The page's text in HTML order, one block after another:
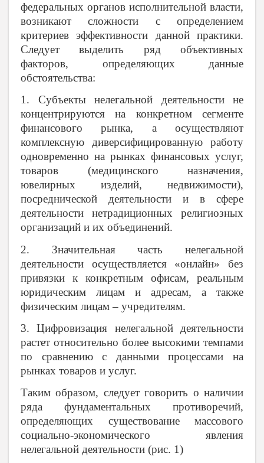
федеральных органов исполнительной власти,
возникают сложности с определением
критериев эффективности данной практики.
Следует выделить ряд объективных
факторов, определяющих данные
обстоятельства:
1. Субъекты нелегальной деятельности не
концентрируются на конкретном сегменте
финансового рынка, а осуществляют
комплексную диверсифицированную работу
одновременно на рынках финансовых услуг,
товаров (медицинского назначения,
ювелирных изделий, недвижимости),
посреднической деятельности и в сфере
деятельности нетрадиционных религиозных
организаций и их объединений.
2. Значительная часть нелегальной
деятельности осуществляется «онлайн» без
привязки к конкретным офисам, реальным
юридическим лицам и адресам, а также
физическим лицам – учредителям.
3. Цифровизация нелегальной деятельности
растет относительно более высокими темпами
по сравнению с данными процессами на
рынках товаров и услуг.
Таким образом, следует говорить о наличии
ряда фундаментальных противоречий,
определяющих существование массового
социально-экономического явления
нелегальной деятельности (рис. 1)